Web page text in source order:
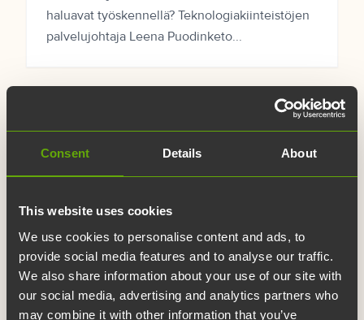
Consent Details About
This website uses cookies
We use cookies to personalise content and ads, to
provide social media features and to analyse our traffic.
We also share information about your use of our site with
our social media, advertising and analytics partners who
may combine it with other information that you’ve
haluavat työskennellä? Teknologiakiinteistöjen
palvelujohtaja Leena Puodinketo...